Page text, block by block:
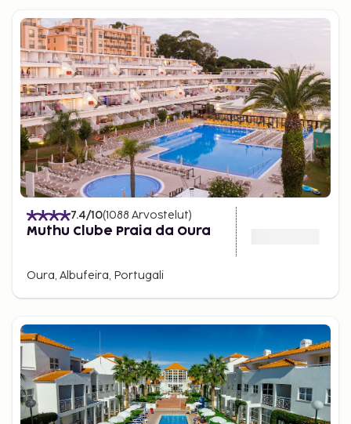
7.4/10(1088 Arvostelut)
Muthu Clube Praia da Oura
Oura, Albufeira, Portugali